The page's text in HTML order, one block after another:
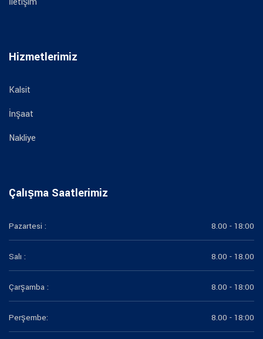
Hizmetlerimiz
Kalsit
İnşaat
Nakliye
Çalışma Saatlerimiz
Pazartesi : 8.00 - 18:00
Salı : 8.00 - 18.00
Çarşamba : 8.00 - 18:00
Perşembe: 8.00 - 18:00